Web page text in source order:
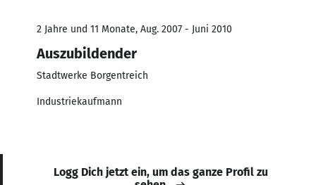
2 Jahre und 11 Monate, Aug. 2007 - Juni 2010
Auszubildender
Stadtwerke Borgentreich
Industriekaufmann
Logg Dich jetzt ein, um das ganze Profil zu